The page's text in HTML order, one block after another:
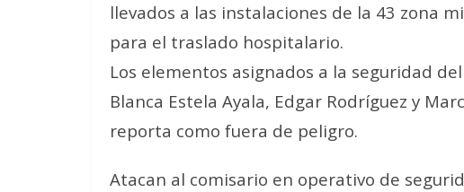
llevados a las instalaciones de la 43 zona
para el traslado hospitalario.
Los elementos asignados a la seguridad
Blanca Estela Ayala, Edgar Rodríguez y
reporta como fuera de peligro.
Atacan al comisario en operativo de